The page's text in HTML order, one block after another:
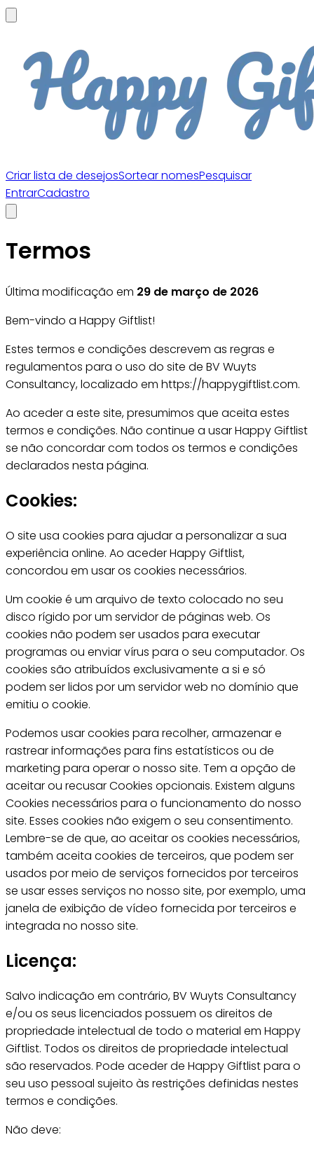
Criar lista de desejosSortear nomesPesquisar
EntrarCadastro
Termos
Última modificação em 29 de março de 2026
Bem-vindo a Happy Giftlist!
Estes termos e condições descrevem as regras e
regulamentos para o uso do site de BV Wuyts
Consultancy, localizado em https://happygiftlist.com.
Ao aceder a este site, presumimos que aceita estes
termos e condições. Não continue a usar Happy Giftlist
se não concordar com todos os termos e condições
declarados nesta página.
Cookies:
O site usa cookies para ajudar a personalizar a sua
experiência online. Ao aceder Happy Giftlist,
concordou em usar os cookies necessários.
Um cookie é um arquivo de texto colocado no seu
disco rígido por um servidor de páginas web. Os
cookies não podem ser usados para executar
programas ou enviar vírus para o seu computador. Os
cookies são atribuídos exclusivamente a si e só
podem ser lidos por um servidor web no domínio que
emitiu o cookie.
Podemos usar cookies para recolher, armazenar e
rastrear informações para fins estatísticos ou de
marketing para operar o nosso site. Tem a opção de
aceitar ou recusar Cookies opcionais. Existem alguns
Cookies necessários para o funcionamento do nosso
site. Esses cookies não exigem o seu consentimento.
Lembre-se de que, ao aceitar os cookies necessários,
também aceita cookies de terceiros, que podem ser
usados por meio de serviços fornecidos por terceiros
se usar esses serviços no nosso site, por exemplo, uma
janela de exibição de vídeo fornecida por terceiros e
integrada no nosso site.
Licença:
Salvo indicação em contrário, BV Wuyts Consultancy
e/ou os seus licenciados possuem os direitos de
propriedade intelectual de todo o material em Happy
Giftlist. Todos os direitos de propriedade intelectual
são reservados. Pode aceder de Happy Giftlist para o
seu uso pessoal sujeito às restrições definidas nestes
termos e condições.
Não deve: